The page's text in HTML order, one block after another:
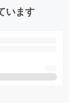
います